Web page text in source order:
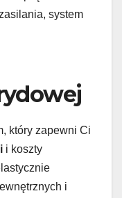
system
który zapewni Ci
i koszty
i